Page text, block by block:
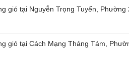
gió tại Nguyễn Trọng Tuyển, Phường
gió tại Cách Mạng Tháng Tám,